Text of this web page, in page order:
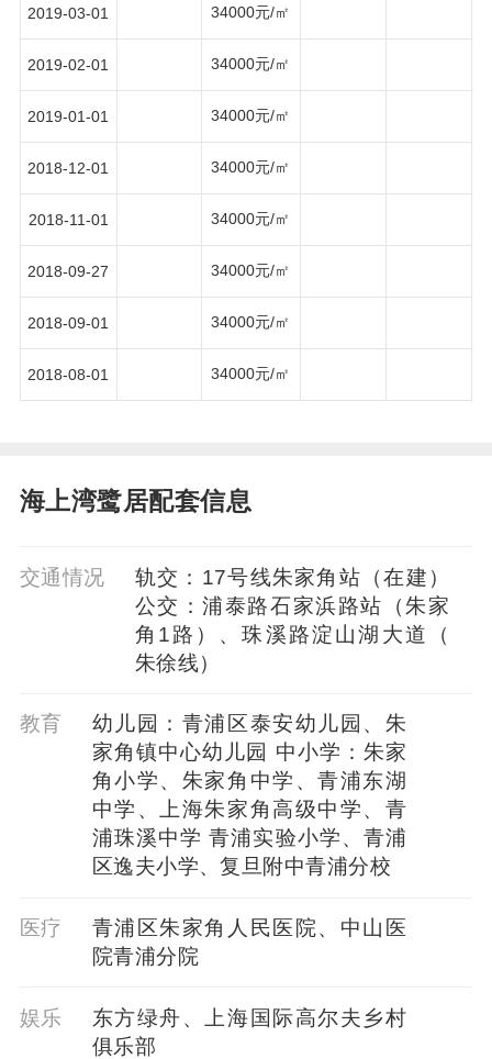
2019-03-01 34000元/㎡
2019-02-01 34000元/㎡
2019-01-01 34000元/㎡
2018-12-01 34000元/㎡
2018-11-01 34000元/㎡
2018-09-27 34000元/㎡
2018-09-01 34000元/㎡
2018-08-01 34000元/㎡
海上湾鹭居配套信息
交通情况
轨交：17号线朱家角站（在建）
公交：浦泰路石家浜路站（朱家
角1路）、珠溪路淀山湖大道（
朱徐线）
教育
幼儿园：青浦区泰安幼儿园、朱
家角镇中心幼儿园 中小学：朱家
角小学、朱家角中学、青浦东湖
中学、上海朱家角高级中学、青
浦珠溪中学 青浦实验小学、青浦
区逸夫小学、复旦附中青浦分校
医疗
青浦区朱家角人民医院、中山医
院青浦分院
娱乐
东方绿舟、上海国际高尔夫乡村
俱乐部